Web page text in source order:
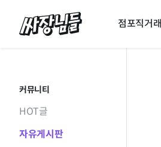
싸장님들 점포직거래
커뮤니티
HOT글
자유게시판